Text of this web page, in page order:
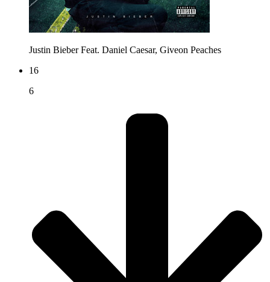
Justin Bieber Feat. Daniel Caesar, Giveon Peaches
16
6